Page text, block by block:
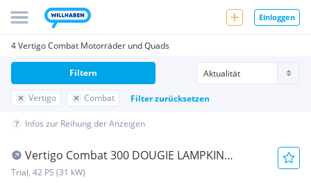
Einloggen
4 Vertigo Combat Motorräder und Quads
Vertigo Combat Filter zurücksetzen
Filtern
Infos zur Reihung der Anzeigen
Vertigo Combat 300 DOUGIE LAMPKIN
REPLICA
Trial, 42 PS (31 kW)